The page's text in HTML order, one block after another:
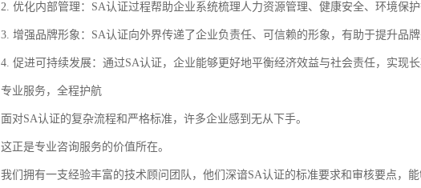
2. 优化内部管理：SA认证过程帮助企业系统梳理人力资源管理、健康安全、环境保
3. 增强品牌形象：SA认证向外界传递了企业负责任、可信赖的形象，有助于提升品
4. 促进可持续发展：通过SA认证，企业能够更好地平衡经济效益与社会责任，实现
专业服务，全程护航
面对SA认证的复杂流程和严格标准，许多企业感到无从下手。
这正是专业咨询服务的价值所在。
我们拥有一支经验丰富的技术顾问团队，他们深谙SA认证的标准要求和审核要点，